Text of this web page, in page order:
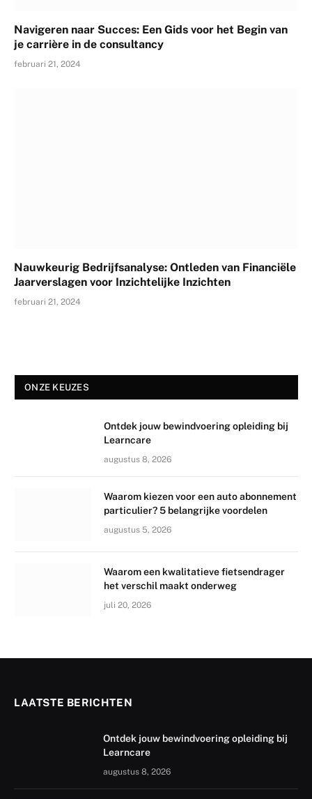
Navigeren naar Succes: Een Gids voor het Begin van
je carrière in de consultancy
februari 21, 2024
Nauwkeurig Bedrijfsanalyse: Ontleden van Financiële
Jaarverslagen voor Inzichtelijke Inzichten
februari 21, 2024
ONZE KEUZES
Ontdek jouw bewindvoering opleiding bij
Learncare
augustus 8, 2026
Waarom kiezen voor een auto abonnement
particulier? 5 belangrijke voordelen
augustus 5, 2026
Waarom een kwalitatieve fietsendrager
het verschil maakt onderweg
juli 20, 2026
LAATSTE BERICHTEN
Ontdek jouw bewindvoering opleiding bij
Learncare
augustus 8, 2026